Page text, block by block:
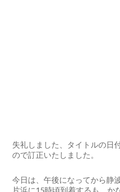
失礼しました、タイトルの日
ので訂正いたしました。
今日は、午後になってから静
片浜に15時頃到着するも、か